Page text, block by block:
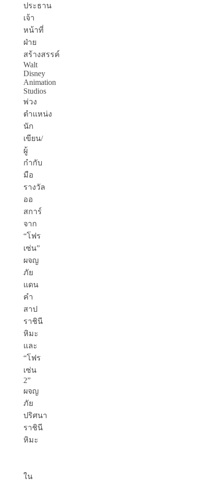
ประธาน
เจ้า
หน้าที่
ฝ่าย
สร้างสรรค์
Walt
Disney
Animation
Studios
พ่วง
ตำแหน่ง
นัก
เขียน/
ผู้
กำกับ
มือ
รางวัล
ออ
สการ์
จาก
“โฟร
เซ่น”
ผจญ
ภัย
แดน
คำ
สาป
ราชินี
หิมะ
และ
“โฟร
เซ่น
2”
ผจญ
ภัย
ปริศนา
ราชินี
หิมะ
ใน